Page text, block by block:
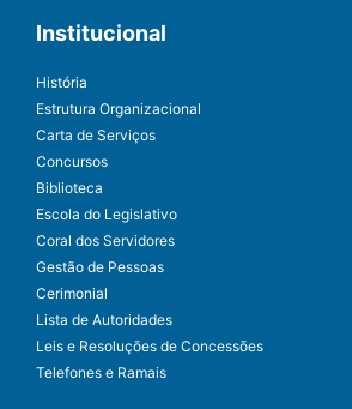
Institucional
História
Estrutura Organizacional
Carta de Serviços
Concursos
Biblioteca
Escola do Legislativo
Coral dos Servidores
Gestão de Pessoas
Cerimonial
Lista de Autoridades
Leis e Resoluções de Concessões
Telefones e Ramais